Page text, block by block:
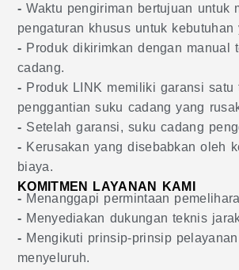
-Waktu pengiriman bertujuan untuk
pengaturan khusus untuk kebutuhan
- Produk dikirimkan dengan manual
cadang.
- Produk LINK memiliki garansi
penggantian suku cadang yang
- Setelah garansi, suku cadang
- Kerusakan yang disebabkan oleh
biaya.
KOMITMEN LAYANAN KAMI
- Menanggapi permintaan
- Menyediakan dukungan teknis
- Mengikuti prinsip-prinsip
menyeluruh.